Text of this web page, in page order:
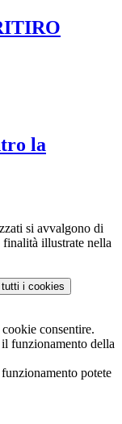
la
si avvalgono di
illustrate nella
i cookies
consentire.
funzionamento della
potete